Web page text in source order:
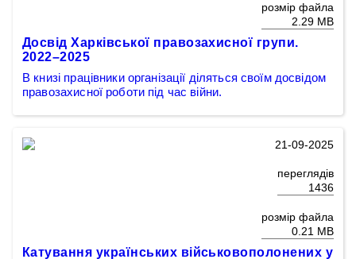
розмір файла
2.29 MB
Досвід Харківської правозахисної групи.
2022–2025
В книзі працівники організації діляться своїм досвідом
правозахисної роботи під час війни.
21-09-2025
переглядів
1436
розмір файла
0.21 MB
Катування українських військовополонених у